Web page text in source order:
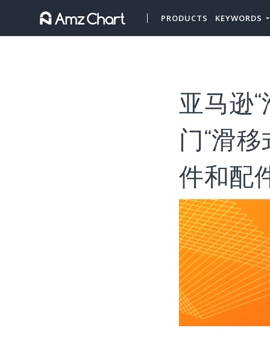
PRODUCTS KEYWORDS
亚马逊
门“滑
件和配